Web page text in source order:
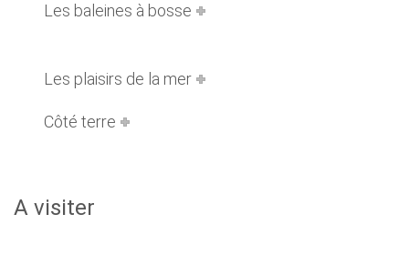
Les baleines à bosse
Les plaisirs de la mer
Côté terre
A visiter